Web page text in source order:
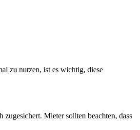
zu nutzen, ist es wichtig, diese
Mieter sollten beachten, dass